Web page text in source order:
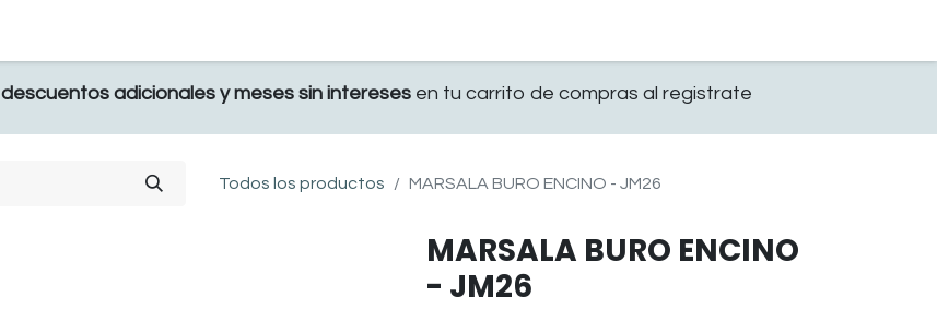
descuentos adicionales y meses sin interesesen tu carrito de compras al registrate
Todos los productos MARSALA BURO ENCINO - JM26
MARSALA BURO ENCINO
- JM26